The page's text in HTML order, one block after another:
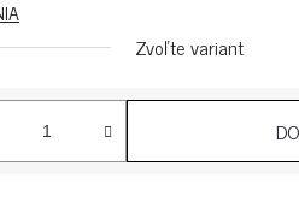
Zvoľte variant